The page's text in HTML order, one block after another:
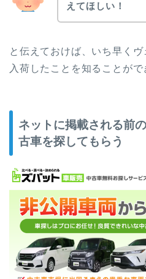
えてほしい！
と伝えておけば、いち早く
入荷したことを知ることがで
ネットに掲載される前
古車を探してもらう